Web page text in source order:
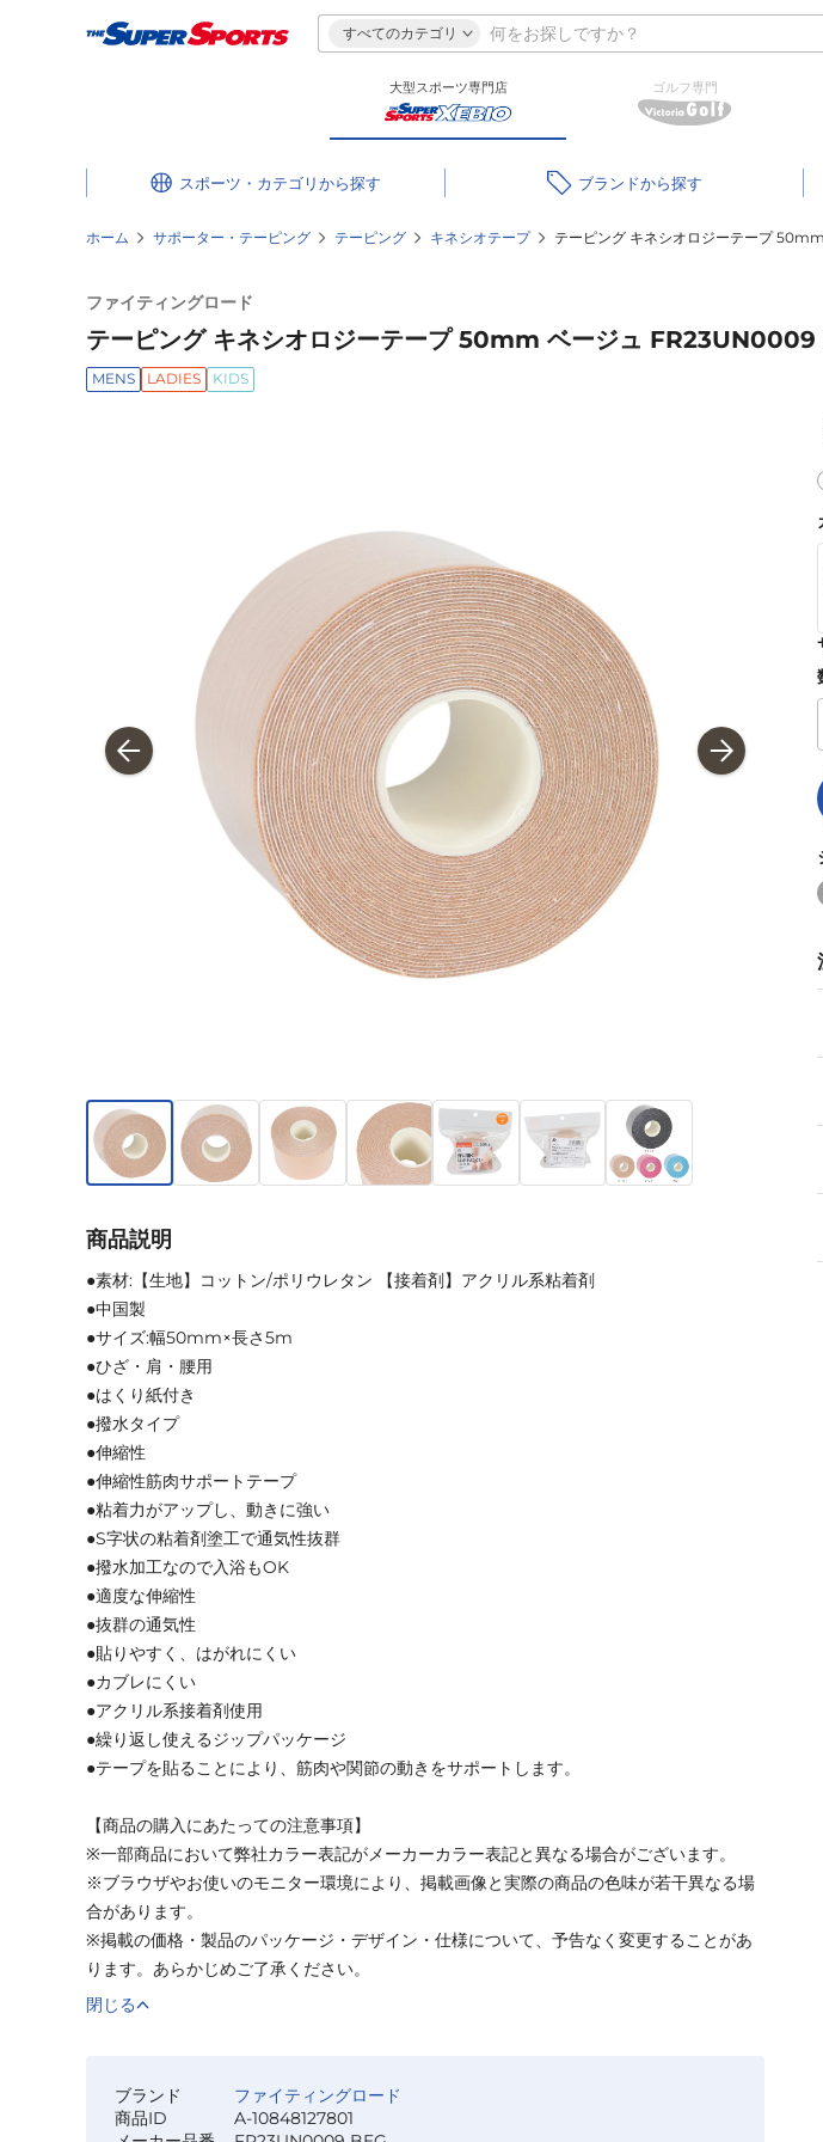
すべてのカテゴリ
大型スポーツ専門店 ゴルフ専門
スポーツ・カテゴリ ブランド
ホーム サポーター・テーピング テーピング キネシオテープ テーピング キネシオロジーテープ
ファイティングロード
テーピング キネシオロジーテープ 50mm ベージュ FR23UN0009
MENS LADIES KIDS
商品説明
●素材:【生地】コットン/ポリウレタン 【接着剤】アクリル系粘着剤
●中国製
●サイズ:幅50mm×長さ5m
●ひざ・肩・腰用
●はくり紙付き
●撥水タイプ
●伸縮性
●伸縮性筋肉サポートテープ
●粘着力がアップし、動きに強い
●S字状の粘着剤塗工で通気性抜群
●撥水加工なので入浴もOK
●適度な伸縮性
●抜群の通気性
●貼りやすく、はがれにくい
●カブレにくい
●アクリル系接着剤使用
●繰り返し使えるジップパッケージ
●テープを貼ることにより、筋肉や関節の動きをサポートします。
【商品の購入にあたっての注意事項】
※一部商品において弊社カラー表記がメーカーカラー表記と異なる場合がございます。
※ブラウザやお使いのモニター環境により、掲載画像と実際の商品の色味が若干異なる場
合があります。
※掲載の価格・製品のパッケージ・デザイン・仕様について、予告なく変更することがあ
ります。あらかじめご了承ください。
閉じる
ブランド
ファイティングロード
商品ID
A-10848127801